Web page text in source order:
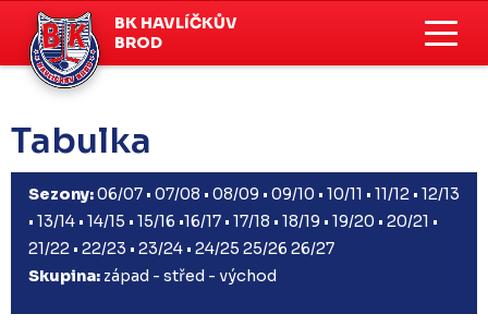
BK HAVLÍČKŮV
BROD
Tabulka
Sezony:06/07 • 07/08 • 08/09 • 09/10 • 10/11 • 11/12 • 12/13
• 13/14 • 14/15 • 15/16 •16/17 • 17/18 • 18/19 • 19/20 • 20/21 •
21/22 • 22/23 • 23/24 • 24/25 25/26 26/27
Skupina: západ - střed - východ